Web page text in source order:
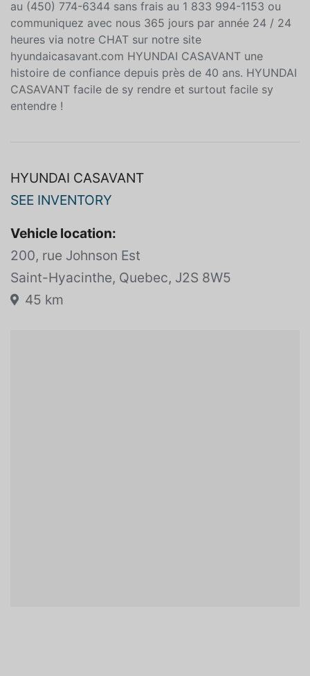
au (450) 774-6344 sans frais au 1 833 994-1153 ou
communiquez avec nous 365 jours par année 24 / 24
heures via notre CHAT sur notre site
hyundaicasavant.com HYUNDAI CASAVANT une
histoire de confiance depuis près de 40 ans. HYUNDAI
CASAVANT facile de sy rendre et surtout facile sy
entendre !
HYUNDAI CASAVANT
SEE INVENTORY
Vehicle location:
200, rue Johnson Est
Saint-Hyacinthe, Quebec, J2S 8W5
45 km